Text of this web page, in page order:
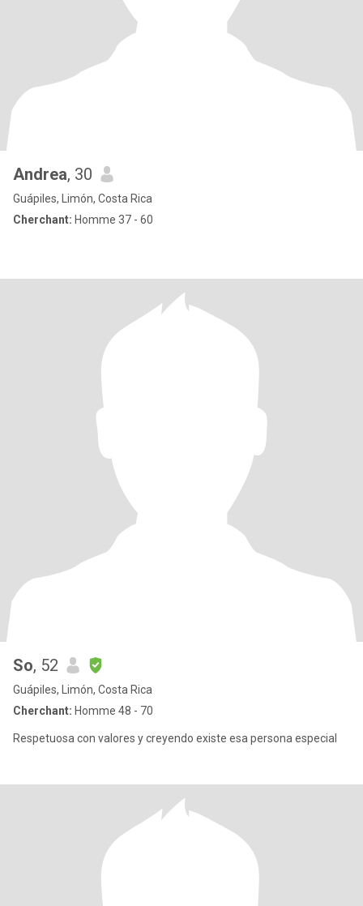
Andrea, 30
Guápiles, Limón, Costa Rica
Cherchant: Homme 37 - 60
So, 52
Guápiles, Limón, Costa Rica
Cherchant: Homme 48 - 70
Respetuosa con valores y creyendo existe esa persona especial